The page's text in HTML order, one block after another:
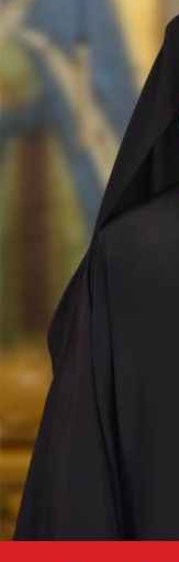
În vremea aceea
pe Ioan,
Preia